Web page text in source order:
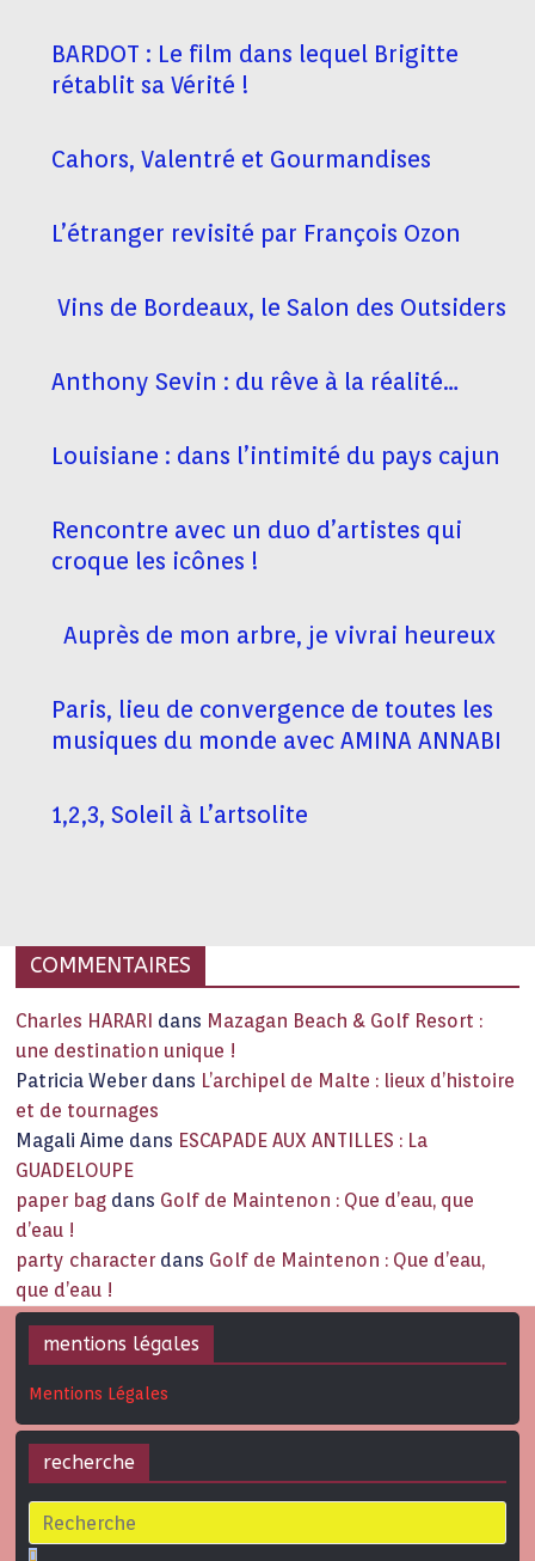
BARDOT : Le film dans lequel Brigitte
rétablit sa Vérité !
Cahors, Valentré et Gourmandises
L’étranger revisité par François Ozon
Vins de Bordeaux, le Salon des Outsiders
Anthony Sevin : du rêve à la réalité…
Louisiane : dans l’intimité du pays cajun
Rencontre avec un duo d’artistes qui
croque les icônes !
Auprès de mon arbre, je vivrai heureux
Paris, lieu de convergence de toutes les
musiques du monde avec AMINA ANNABI
1,2,3, Soleil à L’artsolite
COMMENTAIRES
Charles HARARI dans Mazagan Beach & Golf Resort :
une destination unique !
Patricia Weber dans L’archipel de Malte : lieux d’histoire
et de tournages
Magali Aime dans ESCAPADE AUX ANTILLES : La
GUADELOUPE
paper bag dans Golf de Maintenon : Que d’eau, que
d’eau !
party character dans Golf de Maintenon : Que d’eau,
que d’eau !
mentions légales
Mentions Légales
recherche